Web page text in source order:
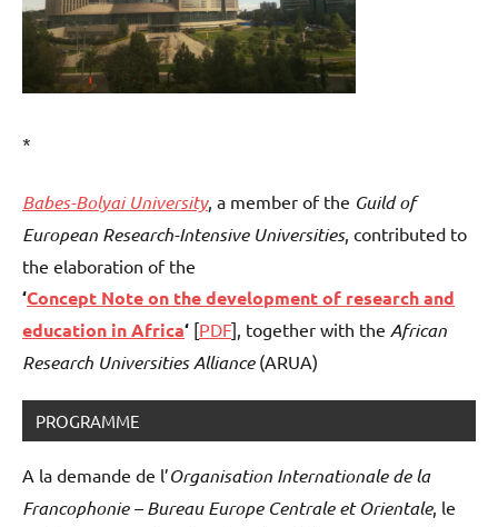
*
Babes-Bolyai University, a member of the Guild of
European Research-Intensive Universities, contributed to
the elaboration of the
‘Concept Note on the development of research and
education in Africa‘ [PDF], together with the African
Research Universities Alliance(ARUA)
PROGRAMME
A la demande de l’Organisation Internationale de la
Francophonie – Bureau Europe Centrale et Orientale, le